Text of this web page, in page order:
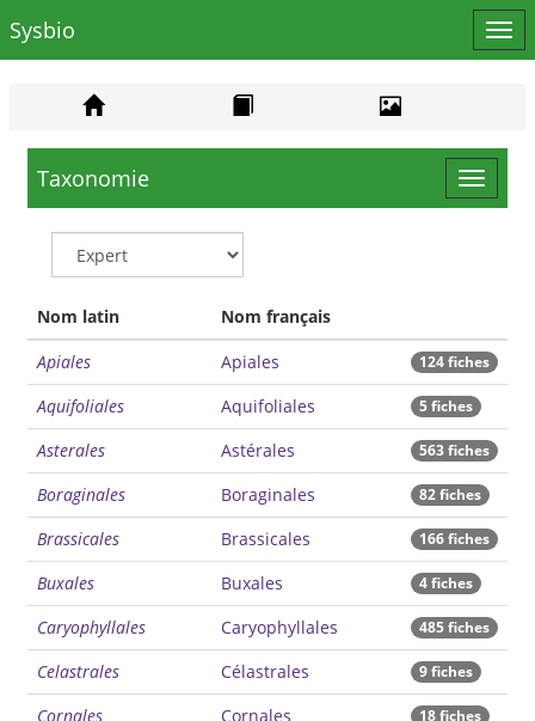
le
Sysbio
Toggle
Taxonomie
Nom latin
Nom français
Apiales
Apiales 124 fiches
Aquifoliales Aquifoliales 5 fiches
Asterales Astérales 563 fiches
Boraginales Boraginales 82 fiches
Brassicales Brassicales 166 fiches
Buxales Buxales 4 fiches
Caryophyllales Caryophyllales 485 fiches
Celastrales Célastrales 9 fiches
Cornales Cornales 18 fiches